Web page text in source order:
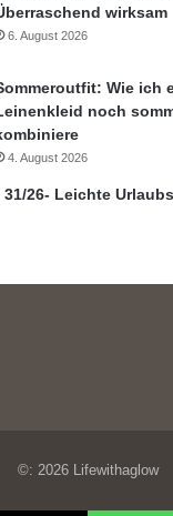
wirksam
6. August 2026
Wie ich
noch
4. August 2026
26- Leichte
©: 2026 Lifewithaglow